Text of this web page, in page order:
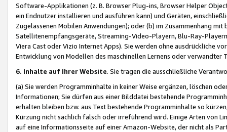
Software-Applikationen (z. B. Browser Plug-ins, Browser Helper
ein Endnutzer installieren und ausführen kann) und Geräten,
Zugelassenen Mobilen Anwendungen); oder (b) im Zusammenhang
Satellitenempfangsgeräte, Streaming-Video-Playern, Blu-Ray-
Viera Cast oder Vizio Internet Apps). Sie werden ohne ausdrückliche
Entwicklung von Modellen des maschinellen Lernens oder
6. Inhalte auf Ihrer Website. Sie tragen die ausschließliche
(a) Sie werden Programminhalte in keiner Weise ergänzen, löschen
Informationen; Sie dürfen aus einer Bilddatei bestehende
erhalten bleiben bzw. aus Text bestehende Programminhalte so
Kürzung nicht sachlich falsch oder irreführend wird. Einige Arten von
auf eine Informationsseite auf einer Amazon-Website, der nicht als